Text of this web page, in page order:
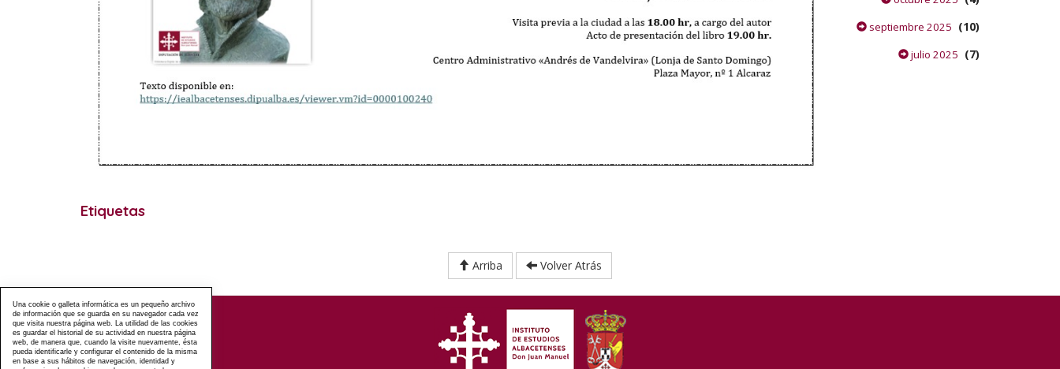
septiembre 2025 (10)
julio 2025 (7)
Etiquetas
Arriba Volver Atrás
Una cookie o galleta informática es un pequeño archivo
de información que se guarda en su navegador cada vez
que visita nuestra página web. La utilidad de las cookies
es guardar el historial de su actividad en nuestra página
web, de manera que, cuando la visite nuevamente, ésta
pueda identificarle y configurar el contenido de la misma
en base a sus hábitos de navegación, identidad y